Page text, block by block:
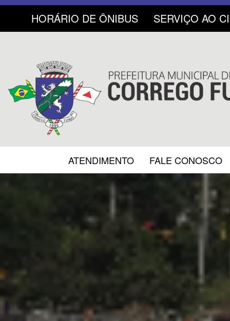
HORÁRIO DE ÔNIBUS SERVIÇO AO
ATENDIMENTO FALE CONOSCO